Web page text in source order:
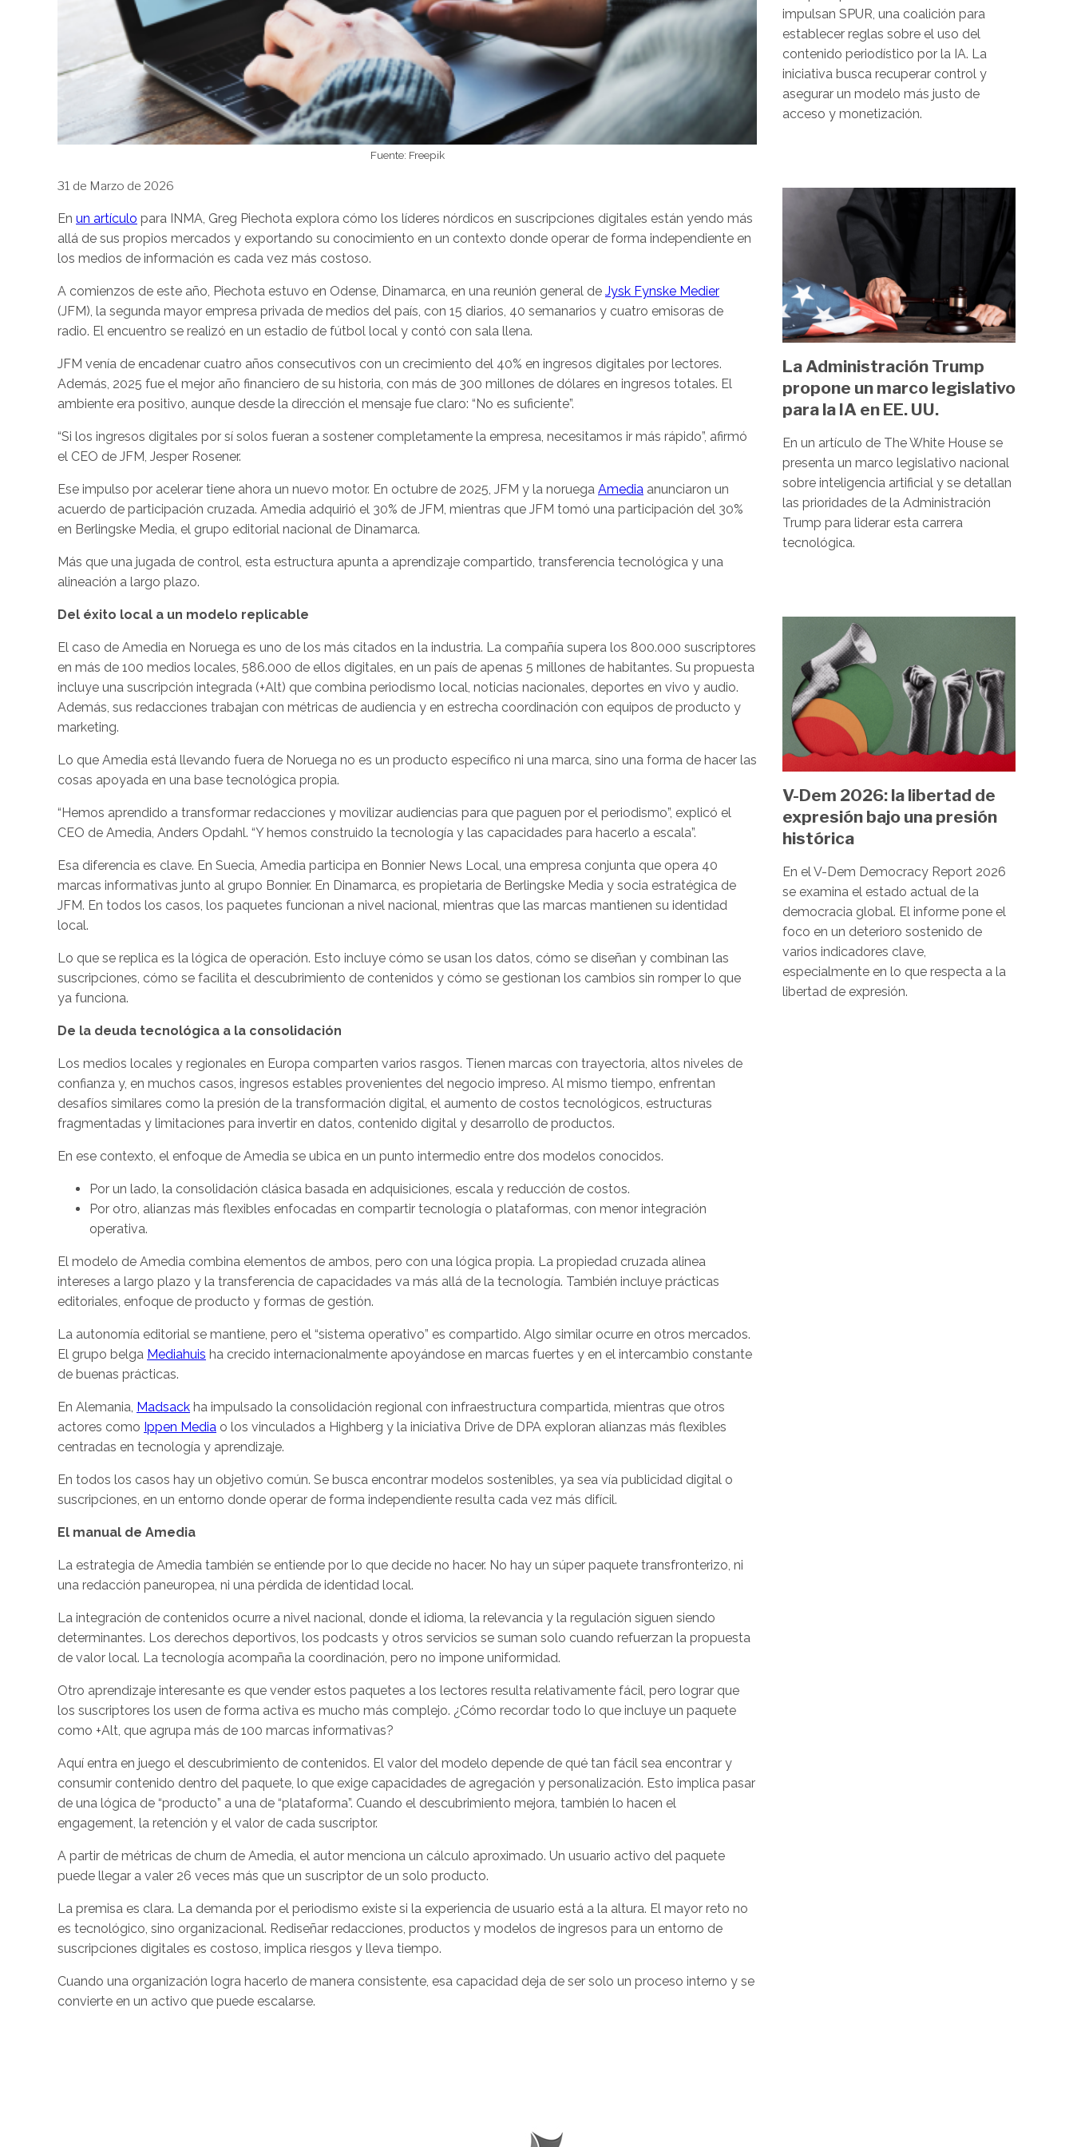
Fuente: Freepik
31 de Marzo de 2026
En un artículo para INMA, Greg Piechota explora cómo los líderes nórdicos en suscripciones digitales están yendo más
allá de sus propios mercados y exportando su conocimiento en un contexto donde operar de forma independiente en
los medios de información es cada vez más costoso.
A comienzos de este año, Piechota estuvo en Odense, Dinamarca, en una reunión general de Jysk Fynske Medier
(JFM), la segunda mayor empresa privada de medios del país, con 15 diarios, 40 semanarios y cuatro emisoras de
radio. El encuentro se realizó en un estadio de fútbol local y contó con sala llena.
JFM venía de encadenar cuatro años consecutivos con un crecimiento del 40% en ingresos digitales por lectores.
Además, 2025 fue el mejor año financiero de su historia, con más de 300 millones de dólares en ingresos totales. El
ambiente era positivo, aunque desde la dirección el mensaje fue claro: “No es suficiente”.
“Si los ingresos digitales por sí solos fueran a sostener completamente la empresa, necesitamos ir más rápido”, afirmó
el CEO de JFM, Jesper Rosener.
Ese impulso por acelerar tiene ahora un nuevo motor. En octubre de 2025, JFM y la noruega Amedia anunciaron un
acuerdo de participación cruzada. Amedia adquirió el 30% de JFM, mientras que JFM tomó una participación del 30%
en Berlingske Media, el grupo editorial nacional de Dinamarca.
Más que una jugada de control, esta estructura apunta a aprendizaje compartido, transferencia tecnológica y una
alineación a largo plazo.
Del éxito local a un modelo replicable
El caso de Amedia en Noruega es uno de los más citados en la industria. La compañía supera los 800.000 suscriptores
en más de 100 medios locales, 586.000 de ellos digitales, en un país de apenas 5 millones de habitantes. Su propuesta
incluye una suscripción integrada (+Alt) que combina periodismo local, noticias nacionales, deportes en vivo y audio.
Además, sus redacciones trabajan con métricas de audiencia y en estrecha coordinación con equipos de producto y
marketing.
Lo que Amedia está llevando fuera de Noruega no es un producto específico ni una marca, sino una forma de hacer las
cosas apoyada en una base tecnológica propia.
“Hemos aprendido a transformar redacciones y movilizar audiencias para que paguen por el periodismo”, explicó el
CEO de Amedia, Anders Opdahl. “Y hemos construido la tecnología y las capacidades para hacerlo a escala”.
Esa diferencia es clave. En Suecia, Amedia participa en Bonnier News Local, una empresa conjunta que opera 40
marcas informativas junto al grupo Bonnier. En Dinamarca, es propietaria de Berlingske Media y socia estratégica de
JFM. En todos los casos, los paquetes funcionan a nivel nacional, mientras que las marcas mantienen su identidad
local.
Lo que se replica es la lógica de operación. Esto incluye cómo se usan los datos, cómo se diseñan y combinan las
suscripciones, cómo se facilita el descubrimiento de contenidos y cómo se gestionan los cambios sin romper lo que
ya funciona.
De la deuda tecnológica a la consolidación
Los medios locales y regionales en Europa comparten varios rasgos. Tienen marcas con trayectoria, altos niveles de
confianza y, en muchos casos, ingresos estables provenientes del negocio impreso. Al mismo tiempo, enfrentan
desafíos similares como la presión de la transformación digital, el aumento de costos tecnológicos, estructuras
fragmentadas y limitaciones para invertir en datos, contenido digital y desarrollo de productos.
En ese contexto, el enfoque de Amedia se ubica en un punto intermedio entre dos modelos conocidos.
Por un lado, la consolidación clásica basada en adquisiciones, escala y reducción de costos.
Por otro, alianzas más flexibles enfocadas en compartir tecnología o plataformas, con menor integración
operativa.
El modelo de Amedia combina elementos de ambos, pero con una lógica propia. La propiedad cruzada alinea
intereses a largo plazo y la transferencia de capacidades va más allá de la tecnología. También incluye prácticas
editoriales, enfoque de producto y formas de gestión.
La autonomía editorial se mantiene, pero el “sistema operativo” es compartido. Algo similar ocurre en otros mercados.
El grupo belga Mediahuis ha crecido internacionalmente apoyándose en marcas fuertes y en el intercambio constante
de buenas prácticas.
En Alemania, Madsack ha impulsado la consolidación regional con infraestructura compartida, mientras que otros
actores como Ippen Media o los vinculados a Highberg y la iniciativa Drive de DPA exploran alianzas más flexibles
centradas en tecnología y aprendizaje.
En todos los casos hay un objetivo común. Se busca encontrar modelos sostenibles, ya sea vía publicidad digital o
suscripciones, en un entorno donde operar de forma independiente resulta cada vez más difícil.
El manual de Amedia
La estrategia de Amedia también se entiende por lo que decide no hacer. No hay un súper paquete transfronterizo, ni
una redacción paneuropea, ni una pérdida de identidad local.
La integración de contenidos ocurre a nivel nacional, donde el idioma, la relevancia y la regulación siguen siendo
determinantes. Los derechos deportivos, los podcasts y otros servicios se suman solo cuando refuerzan la propuesta
de valor local. La tecnología acompaña la coordinación, pero no impone uniformidad.
Otro aprendizaje interesante es que vender estos paquetes a los lectores resulta relativamente fácil, pero lograr que
los suscriptores los usen de forma activa es mucho más complejo. ¿Cómo recordar todo lo que incluye un paquete
como +Alt, que agrupa más de 100 marcas informativas?
Aquí entra en juego el descubrimiento de contenidos. El valor del modelo depende de qué tan fácil sea encontrar y
consumir contenido dentro del paquete, lo que exige capacidades de agregación y personalización. Esto implica pasar
de una lógica de “producto” a una de “plataforma”. Cuando el descubrimiento mejora, también lo hacen el
engagement, la retención y el valor de cada suscriptor.
A partir de métricas de churn de Amedia, el autor menciona un cálculo aproximado. Un usuario activo del paquete
puede llegar a valer 26 veces más que un suscriptor de un solo producto.
La premisa es clara. La demanda por el periodismo existe si la experiencia de usuario está a la altura. El mayor reto no
es tecnológico, sino organizacional. Rediseñar redacciones, productos y modelos de ingresos para un entorno de
suscripciones digitales es costoso, implica riesgos y lleva tiempo.
Cuando una organización logra hacerlo de manera consistente, esa capacidad deja de ser solo un proceso interno y se
convierte en un activo que puede escalarse.
impulsan SPUR, una coalición para
establecer reglas sobre el uso del
contenido periodístico por la IA. La
iniciativa busca recuperar control y
asegurar un modelo más justo de
acceso y monetización.
La Administración Trump
propone un marco legislativo
para la IA en EE. UU.
En un artículo de The White House se
presenta un marco legislativo nacional
sobre inteligencia artificial y se detallan
las prioridades de la Administración
Trump para liderar esta carrera
tecnológica.
V-Dem 2026: la libertad de
expresión bajo una presión
histórica
En el V-Dem Democracy Report 2026
se examina el estado actual de la
democracia global. El informe pone el
foco en un deterioro sostenido de
varios indicadores clave,
especialmente en lo que respecta a la
libertad de expresión.